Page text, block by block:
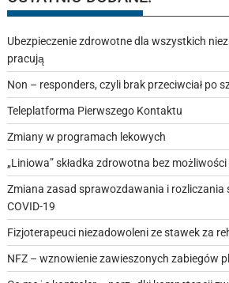
Ubezpieczenie zdrowotne dla wszystkich
pracują
Non – responders, czyli brak przeciwciał po
Teleplatforma Pierwszego Kontaktu
Zmiany w programach lekowych
„Liniowa” składka zdrowotna bez
Zmiana zasad sprawozdawania i rozliczania
COVID-19
Fizjoterapeuci niezadowoleni ze stawek za
NFZ – wznowienie zawieszonych zabiegów